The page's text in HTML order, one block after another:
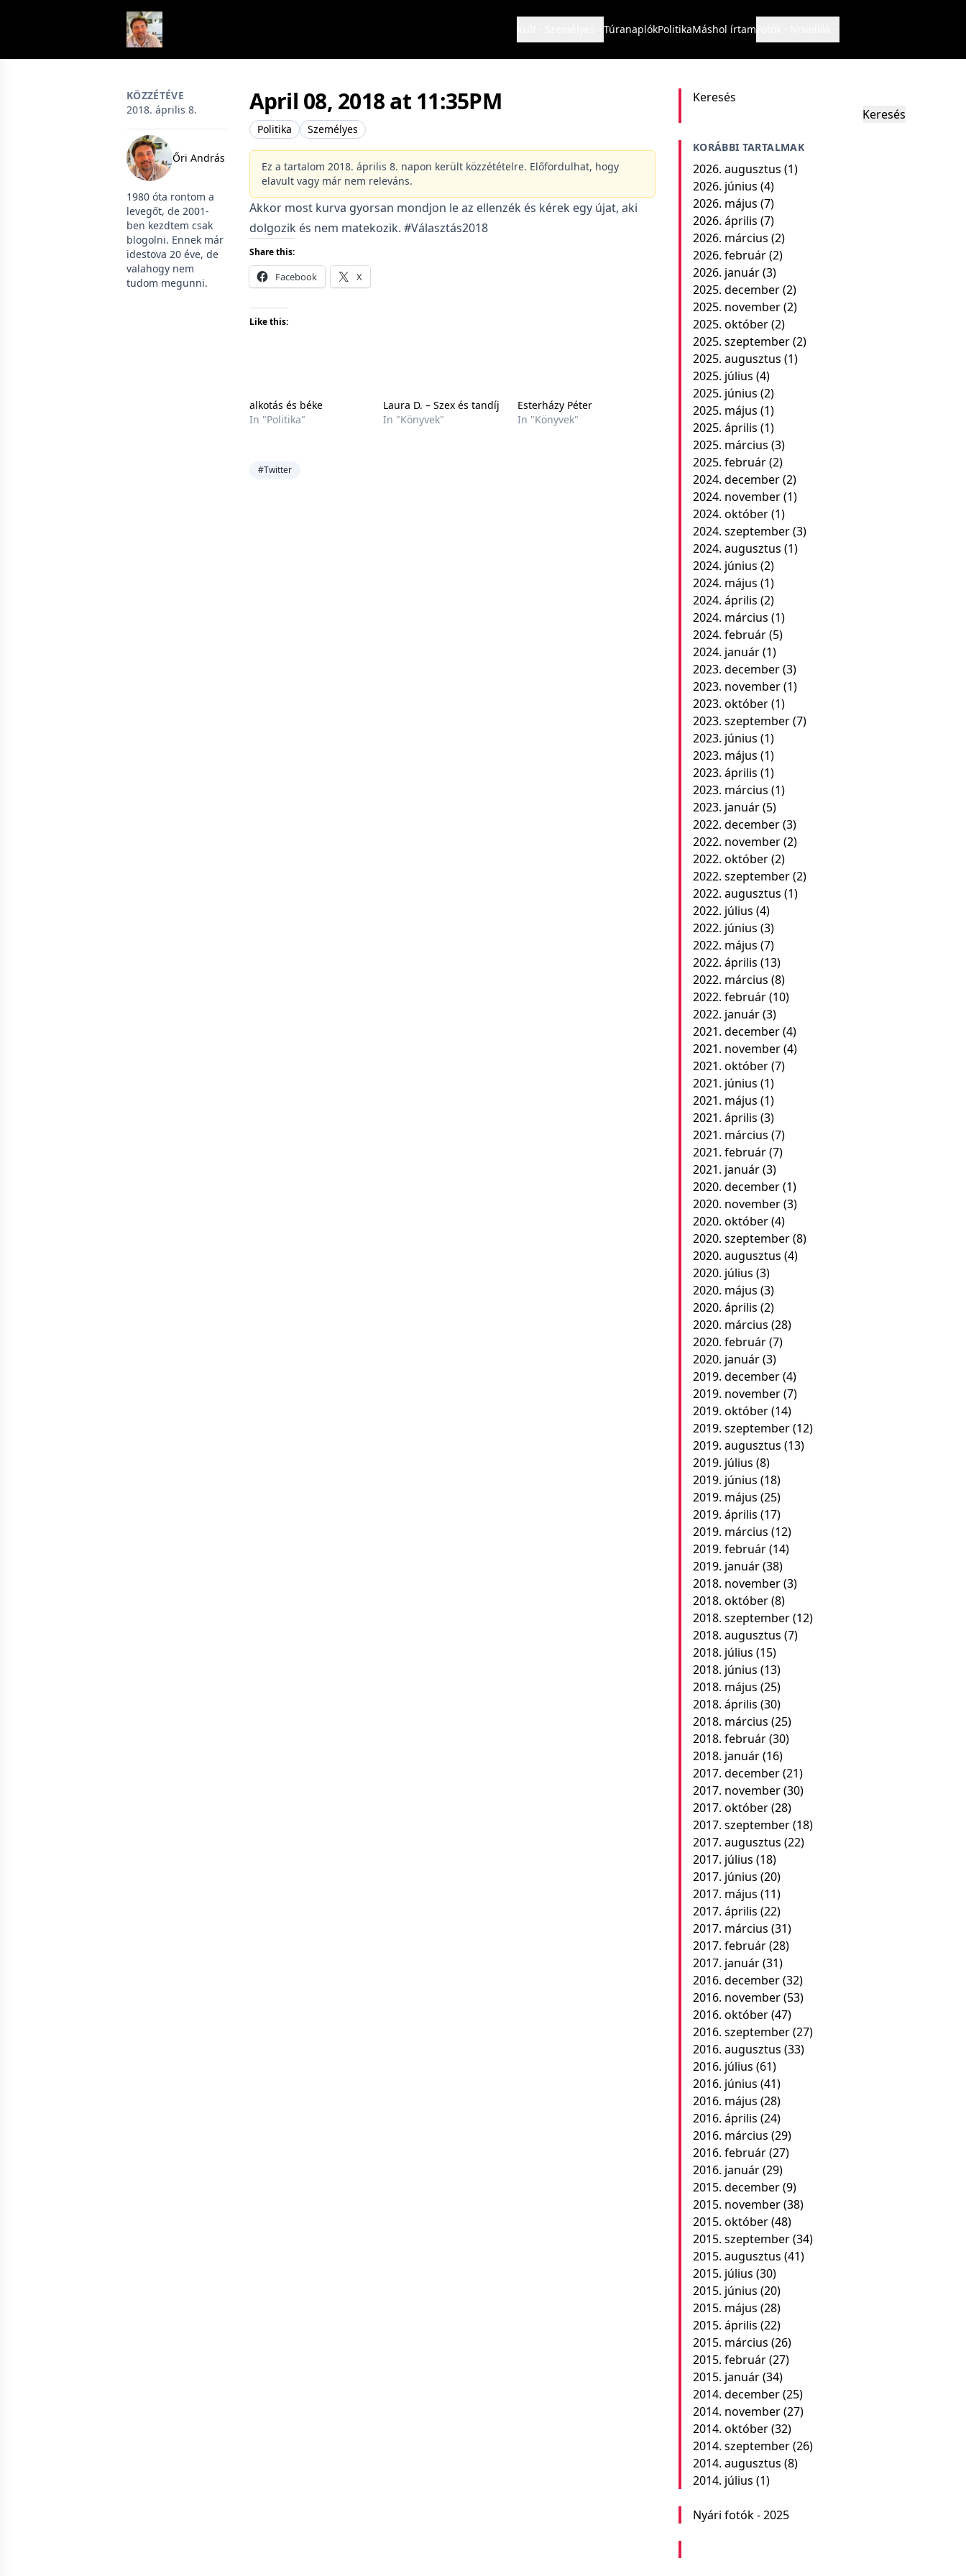
TúranaplókPolitikaMáshol írtam
KÖZZÉTÉVE
2018. április 8.
Őri András
1980 óta rontom a
levegőt, de 2001-
ben kezdtem csak
blogolni. Ennek már
idestova 20 éve, de
valahogy nem
tudom megunni.
April 08, 2018 at 11:35PM
Politika Személyes
Ez a tartalom 2018. április 8. napon került közzétételre. Előfordulhat, hogy
elavult vagy már nem releváns.
Akkor most kurva gyorsan mondjon le az ellenzék és kérek egy újat, aki
dolgozik és nem matekozik. #Választás2018
Share this:
Facebook X
Like this:
alkotás és béke
In "Politika"
Laura D. – Szex és tandíj
In "Könyvek"
Esterházy Péter
In "Könyvek"
#Twitter
Keresés
Keresés
KORÁBBI TARTALMAK
2026. augusztus (1)
2026. június (4)
2026. május (7)
2026. április (7)
2026. március (2)
2026. február(2)
2026. január(3)
2025. december(2)
2025. november(2)
2025. október(2)
2025. szeptember(2)
2025. augusztus (1)
2025. július (4)
2025. június (2)
2025. május (1)
2025. április (1)
2025. március (3)
2025. február(2)
2024. december(2)
2024. november(1)
2024. október(1)
2024. szeptember(3)
2024. augusztus (1)
2024. június (2)
2024. május (1)
2024. április (2)
2024. március (1)
2024. február(5)
2024. január(1)
2023. december(3)
2023. november(1)
2023. október(1)
2023. szeptember(7)
2023. június (1)
2023. május (1)
2023. április (1)
2023. március (1)
2023. január(5)
2022. december(3)
2022. november(2)
2022. október(2)
2022. szeptember(2)
2022. augusztus (1)
2022. július (4)
2022. június (3)
2022. május (7)
2022. április (13)
2022. március (8)
2022. február(10)
2022. január(3)
2021. december(4)
2021. november(4)
2021. október(7)
2021. június (1)
2021. május (1)
2021. április (3)
2021. március (7)
2021. február(7)
2021. január(3)
2020. december(1)
2020. november(3)
2020. október(4)
2020. szeptember(8)
2020. augusztus (4)
2020. július (3)
2020. május (3)
2020. április (2)
2020. március (28)
2020. február(7)
2020. január(3)
2019. december(4)
2019. november(7)
2019. október(14)
2019. szeptember(12)
2019. augusztus (13)
2019. július (8)
2019. június (18)
2019. május (25)
2019. április (17)
2019. március (12)
2019. február(14)
2019. január(38)
2018. november(3)
2018. október(8)
2018. szeptember(12)
2018. augusztus (7)
2018. július (15)
2018. június (13)
2018. május (25)
2018. április (30)
2018. március (25)
2018. február(30)
2018. január(16)
2017. december(21)
2017. november(30)
2017. október(28)
2017. szeptember(18)
2017. augusztus (22)
2017. július (18)
2017. június (20)
2017. május (11)
2017. április (22)
2017. március (31)
2017. február(28)
2017. január(31)
2016. december(32)
2016. november(53)
2016. október(47)
2016. szeptember(27)
2016. augusztus (33)
2016. július (61)
2016. június (41)
2016. május (28)
2016. április (24)
2016. március (29)
2016. február(27)
2016. január(29)
2015. december(9)
2015. november(38)
2015. október(48)
2015. szeptember(34)
2015. augusztus (41)
2015. július (30)
2015. június (20)
2015. május (28)
2015. április (22)
2015. március (26)
2015. február(27)
2015. január(34)
2014. december(25)
2014. november(27)
2014. október(32)
2014. szeptember(26)
2014. augusztus (8)
2014. július (1)
Nyári fotók - 2025